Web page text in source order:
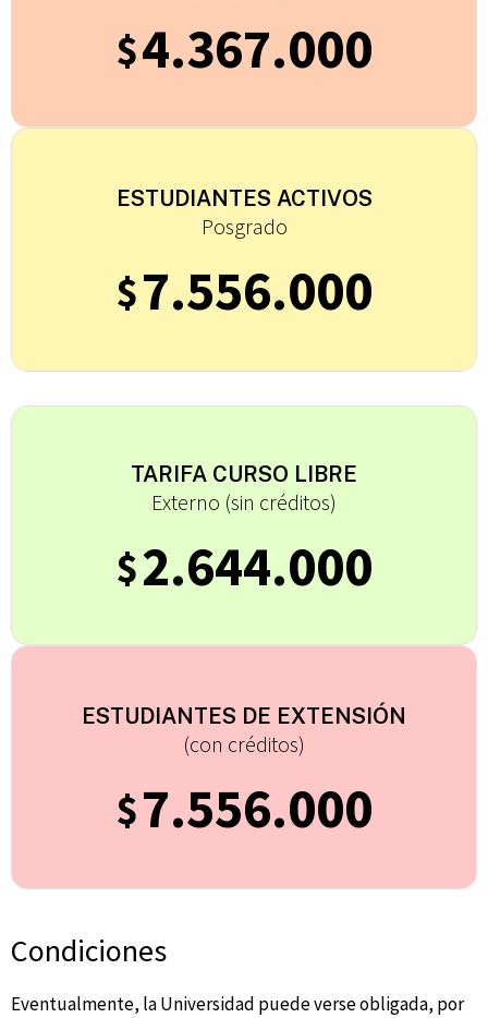
$4.367.000
ESTUDIANTES ACTIVOS
Posgrado
$7.556.000
TARIFA CURSO LIBRE
Externo (sin créditos)
$2.644.000
ESTUDIANTES DE EXTENSIÓN
(con créditos)
$7.556.000
Condiciones
Eventualmente, la Universidad puede verse obligada, por